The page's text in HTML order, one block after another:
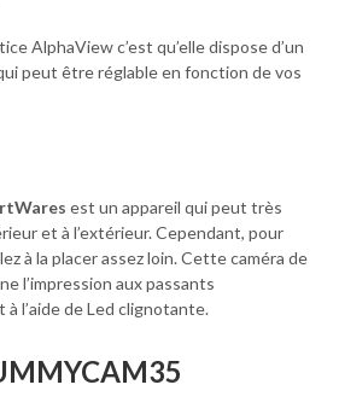
AlphaView c’est qu’elle dispose d’un
peut être réglable en fonction de vos
est un appareil qui peut très
et à l’extérieur. Cependant, pour
à la placer assez loin. Cette caméra de
l’impression aux passants
l’aide de Led clignotante.